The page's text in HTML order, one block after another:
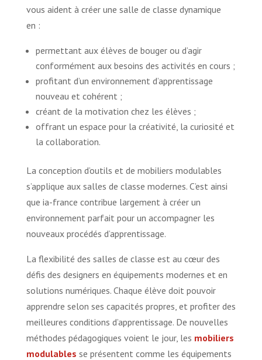
vous aident à créer une salle de classe dynamique
en :
permettant aux élèves de bouger ou d’agir
conformément aux besoins des activités en cours ;
profitant d’un environnement d’apprentissage
nouveau et cohérent ;
créant de la motivation chez les élèves ;
offrant un espace pour la créativité, la curiosité et
la collaboration.
La conception d’outils et de mobiliers modulables
s’applique aux salles de classe modernes. C’est ainsi
que ia-france contribue largement à créer un
environnement parfait pour un accompagner les
nouveaux procédés d’apprentissage.
La flexibilité des salles de classe est au cœur des
défis des designers en équipements modernes et en
solutions numériques. Chaque élève doit pouvoir
apprendre selon ses capacités propres, et profiter des
meilleures conditions d’apprentissage. De nouvelles
méthodes pédagogiques voient le jour, les mobiliers
modulables se présentent comme les équipements